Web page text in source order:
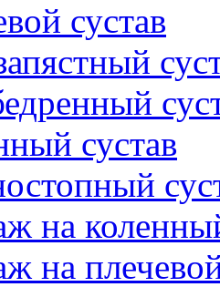
сустав
сустав
на
на